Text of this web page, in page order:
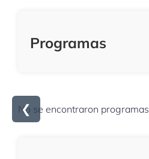
Programas
❮
No se encontraron